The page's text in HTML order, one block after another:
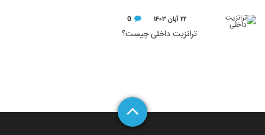
۲۲ آبان ۱۴۰۳ 0
ترانزیت داخلی چیست؟